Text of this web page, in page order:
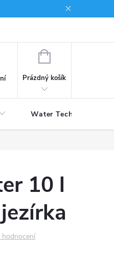
NÁKUPNÍ
Prázdný košík
Water Technology
10 l